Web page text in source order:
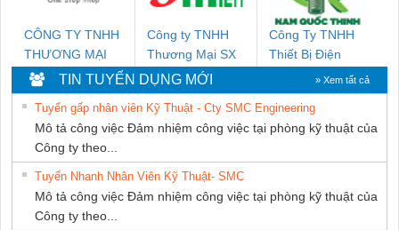
CÔNG TY TNHH
THƯƠNG MẠI
THIÊN ÂN VIỆT
NAM
Công ty TNHH
Thương Mại SX
Ba Miền
Công Ty TNHH
Thiết Bị Điện
Nam Quốc Thịnh
TIN TUYỂN DỤNG MỚI » Xem tất cả
Tuyển gấp nhân viên Kỹ Thuật - Cty SMC Engineering
Mô tả công việc Đảm nhiệm công việc tại phòng kỹ thuật của
Công ty theo...
Tuyển Nhanh Nhân Viên Kỹ Thuật- SMC
Mô tả công việc Đảm nhiệm công việc tại phòng kỹ thuật của
Công ty theo...